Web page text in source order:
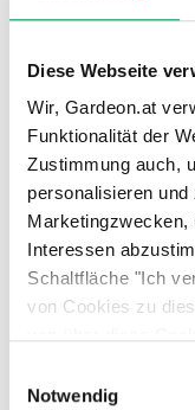
Diese Webseite
Wir, Gardeon.at
Funktionalität der
Zustimmung auch,
personalisieren
Marketingzwecken,
Interessen
Schaltfläche "Ich
von Cookies zu
Werbung in
Notwendig
Bei Bedarf können
breiteren Garagen
Dachträger
mit Stützen